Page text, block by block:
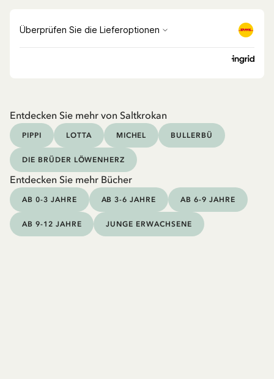
Entdecken Sie mehr von Saltkrokan
PIPPI LOTTA MICHEL BULLERBÜ
DIE BRÜDER LÖWENHERZ
Entdecken Sie mehr Bücher
AB 0-3 JAHRE AB 3-6 JAHRE AB 6-9 JAHRE
AB 9-12 JAHRE JUNGE ERWACHSENE